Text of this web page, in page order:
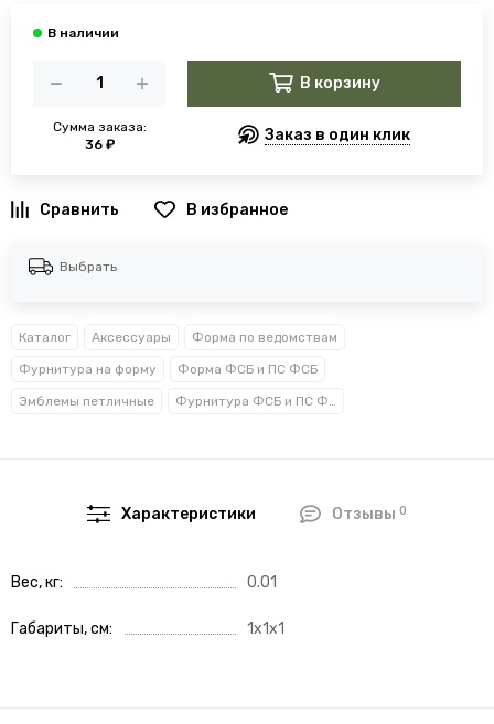
Сумма заказа:
36 ₽
В корзину
Заказ в один клик
В избранное
Выбрать
Каталог Аксессуары Форма по ведомствам
Фурнитура на форму Форма ФСБ и ПС ФСБ
Эмблемы петличные Фурнитура ФСБ и ПС ФСБ
Характеристики Отзывы 0
Вес, кг 0.01
Габариты, см 1x1x1